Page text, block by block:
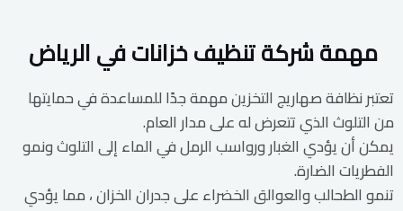
مهمة شركة تنظيف خزانات في الرياض
تعتبر نظافة صهاريج التخزين مهمة جدًا للمساعدة في حمايتها
من التلوث الذي تتعرض له على مدار العام.
يمكن أن يؤدي الغبار ورواسب الرمل في الماء إلى التلوث ونمو
الفطريات الضارة.
تنمو الطحالب والعوالق الخضراء على جدران الخزان ، مما يؤدي